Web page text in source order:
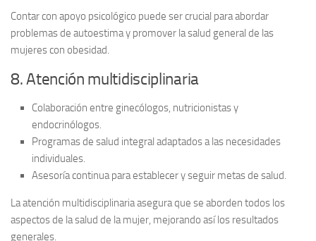
Contar con apoyo psicológico puede ser crucial para abordar
problemas de autoestima y promover la salud general de las
mujeres con obesidad.
8. Atención multidisciplinaria
Colaboración entre ginecólogos, nutricionistas y
endocrinólogos.
Programas de salud integral adaptados a las necesidades
individuales.
Asesoría continua para establecer y seguir metas de salud.
La atención multidisciplinariaasegura que se aborden todos los
aspectos de la salud de la mujer, mejorando así los resultados
generales.